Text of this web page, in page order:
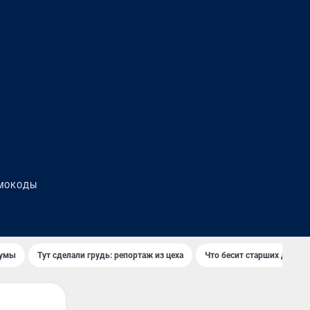
Тут сделали грудь: репортаж из цеха Что бесит старших детей